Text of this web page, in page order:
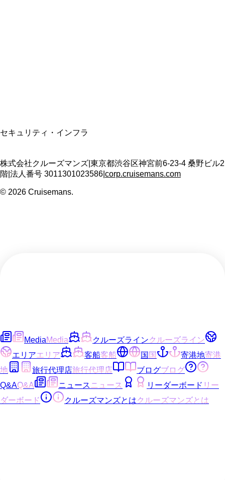
セキュリティ・インフラ
株式会社クルーズマンズ 東京都渋谷区神宮前6-23-4 桑野ビル2
階 法人番号 3011301023586 corp.cruisemans.com
© 2026 Cruisemans.
MediaMedia クルーズラインクルーズライン
エリアエリア 客船客船 国 国 寄港地寄港
地
旅行代理店旅行代理店 ブログブログ
Q&AQ&A ニュースニュース リーダーボード リー
ダーボード
クルーズマンズとはクルーズマンズとは